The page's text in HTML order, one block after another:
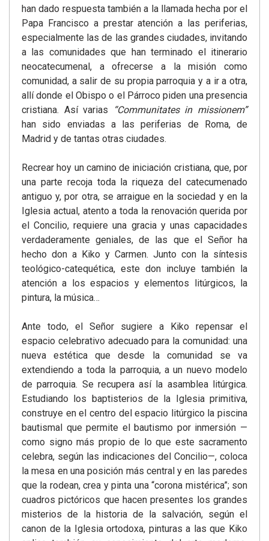
han dado respuesta también a la llamada hecha por el
Papa Francisco a prestar atención a las periferias,
especialmente las de las grandes ciudades, invitando
a las comunidades que han terminado el itinerario
neocatecumenal, a ofrecerse a la misión como
comunidad, a salir de su propia parroquia y a ir a otra,
allí donde el Obispo o el Párroco piden una presencia
cristiana. Así varias
“Communitates in missionem”
han sido enviadas a las periferias de Roma, de
Madrid y de tantas otras ciudades.
Recrear hoy un camino de iniciación cristiana, que, por
una parte recoja toda la riqueza del catecumenado
antiguo y, por otra, se arraigue en la sociedad y en la
Iglesia actual, atento a toda la renovación querida por
el Concilio, requiere una gracia y unas capacidades
verdaderamente geniales, de las que el Señor ha
hecho don a Kiko y Carmen. Junto con la síntesis
teológico-catequética, este don incluye también la
atención a los espacios y elementos litúrgicos, la
pintura, la música…
Ante todo, el Señor sugiere a Kiko repensar el
espacio celebrativo adecuado para la comunidad: una
nueva estética que desde la comunidad se va
extendiendo a toda la parroquia, a un nuevo modelo
de parroquia. Se recupera así la asamblea litúrgica.
Estudiando los baptisterios de la Iglesia primitiva,
construye en el centro del espacio litúrgico la piscina
bautismal que permite el bautismo por inmersión —
como signo más propio de lo que este sacramento
celebra, según las indicaciones del Concilio—, coloca
la mesa en una posición más central y en las paredes
que la rodean, crea y pinta una “corona mistérica”; son
cuadros pictóricos que hacen presentes los grandes
misterios de la historia de la salvación, según el
canon de la Iglesia ortodoxa, pinturas a las que Kiko